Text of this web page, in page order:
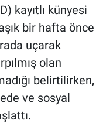
kayıtlı künyesi
bir hafta önce
uçarak
olan
belirtilirken,
ve sosyal